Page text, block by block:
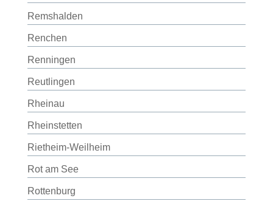
Remshalden
Renchen
Renningen
Reutlingen
Rheinau
Rheinstetten
Rietheim-Weilheim
Rot am See
Rottenburg